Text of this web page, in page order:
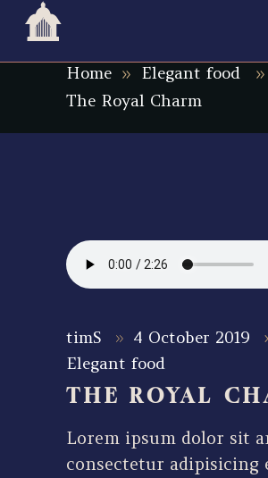
Home
Elegant food
The Royal Charm
timS
4 October 2019
Elegant food
THE ROYAL
Lorem ipsum dolor sit
consectetur adipisicing